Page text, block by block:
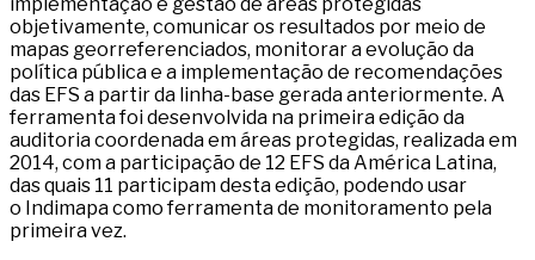
objetivamente, comunicar os resultados por meio de
mapas georreferenciados, monitorar a evolução da
política pública e a implementação de recomendações
das EFS a partir da linha-base gerada anteriormente. A
ferramenta foi desenvolvida na primeira edição da
auditoria coordenada em áreas protegidas, realizada em
2014, com a participação de 12 EFS da América Latina,
das quais 11 participam desta edição, podendo usar
o Indimapa como ferramenta de monitoramento pela
primeira vez.